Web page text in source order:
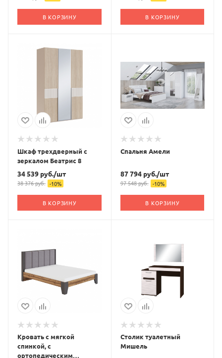
В КОРЗИНУ В КОРЗИНУ
Шкаф трехдверный с
зеркалом Беатрис 8
34 539 руб./шт
38 376руб. -10%
В КОРЗИНУ
Спальня Амели
87 794руб./шт
97 548руб. -10%
В КОРЗИНУ
Кровать с мягкой
спинкой, с
ортопедическим
Столик туалетный
Мишель